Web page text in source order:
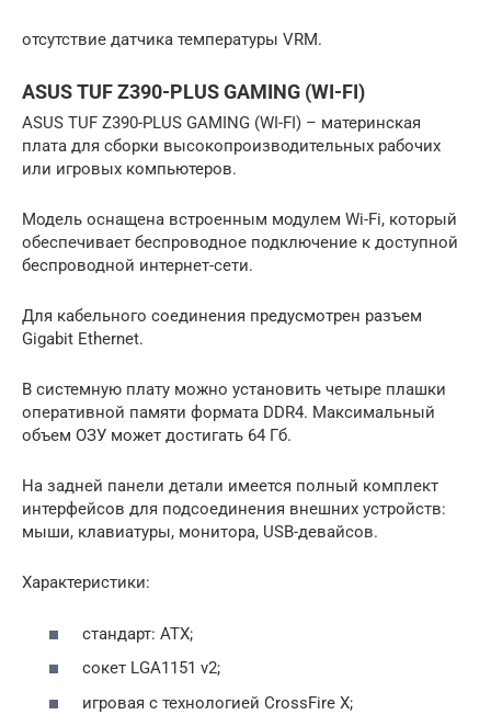
отсутствие датчика температуры VRM.
ASUS TUF Z390-PLUS GAMING (WI-FI)
ASUS TUF Z390-PLUS GAMING (WI-FI) – материнская
плата для сборки высокопроизводительных рабочих
или игровых компьютеров.
Модель оснащена встроенным модулем Wi-Fi, который
обеспечивает беспроводное подключение к доступной
беспроводной интернет-сети.
Для кабельного соединения предусмотрен разъем
Gigabit Ethernet.
В системную плату можно установить четыре плашки
оперативной памяти формата DDR4. Максимальный
объем ОЗУ может достигать 64 Гб.
На задней панели детали имеется полный комплект
интерфейсов для подсоединения внешних устройств:
мыши, клавиатуры, монитора, USB-девайсов.
Характеристики:
стандарт: ATX;
сокет LGA1151 v2;
игровая с технологией CrossFire X;